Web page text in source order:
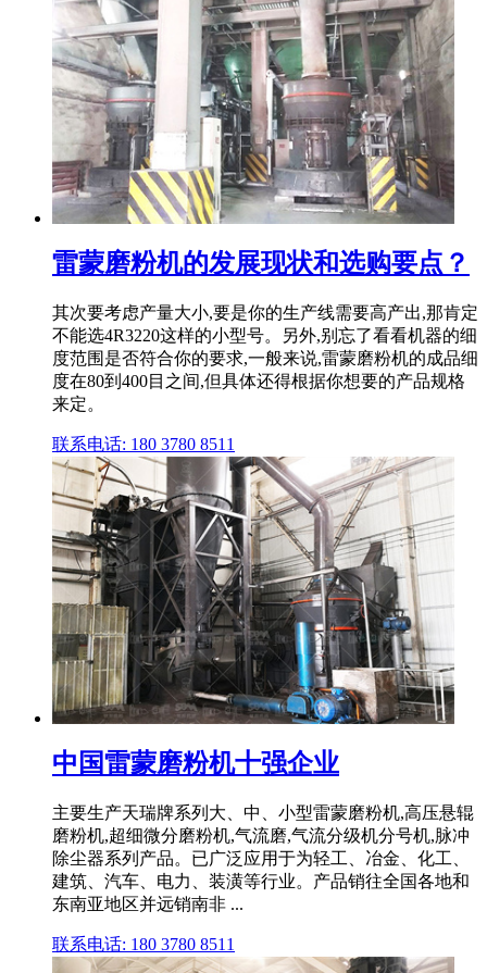
雷蒙磨粉机的发展现状和选购要点？
其次要考虑产量大小,要是你的生产线需要高产出,那肯定
不能选4R3220这样的小型号。另外,别忘了看看机器的细
度范围是否符合你的要求,一般来说,雷蒙磨粉机的成品细
度在80到400目之间,但具体还得根据你想要的产品规格
来定。
联系电话: 180 3780 8511
中国雷蒙磨粉机十强企业
主要生产天瑞牌系列大、中、小型雷蒙磨粉机,高压悬辊
磨粉机,超细微分磨粉机,气流磨,气流分级机分号机,脉冲
除尘器系列产品。已广泛应用于为轻工、冶金、化工、
建筑、汽车、电力、装潢等行业。产品销往全国各地和
东南亚地区并远销南非 ...
联系电话: 180 3780 8511